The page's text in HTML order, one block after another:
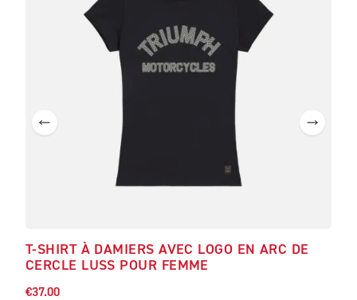
T-SHIRT À DAMIERS AVEC LOGO EN ARC DE
CERCLE LUSS POUR FEMME
€37.00